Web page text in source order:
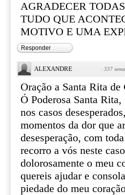
AGRADECER
TUDO QUE
MOTIVO E UMA
Responder
ALEXANDRE · 337
Oração a Santa Rita de
Ó Poderosa Santa
nos casos
momentos da dor que
desesperação, com
recorro a vós neste
dolorosamente o meu
quereis ajudar e
piedade do meu